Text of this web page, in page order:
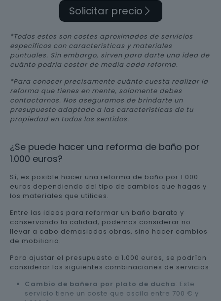
Solicitar precio
*Todos estos son costes aproximados de servicios
específicos con características y materiales
puntuales. Sin embargo, sirven para darte una idea de
cuánto podría costar de media cada reforma.
*Para conocer precisamente cuánto cuesta realizar la
reforma que tienes en mente, solamente debes
contactarnos. Nos aseguramos de brindarte un
presupuesto adaptado a las características de tu
propiedad en todos los sentidos.
¿Se puede hacer una reforma de baño por
1.000 euros?
Sí, es posible hacer una reforma de baño por 1.000
euros dependiendo del tipo de cambios que hagas y
los materiales que utilices.
Entre las ideas para reformar un baño barato y
conservando la calidad, podemos considerar no
llevar a cabo demasiadas obras, sino hacer cambios
de mobiliario.
Para ajustar el presupuesto a 1.000 euros, se podrían
considerar las siguientes combinaciones de servicios:
Cambio de bañera por plato de ducha: Este
servicio tiene un coste que oscila entre 700 € y